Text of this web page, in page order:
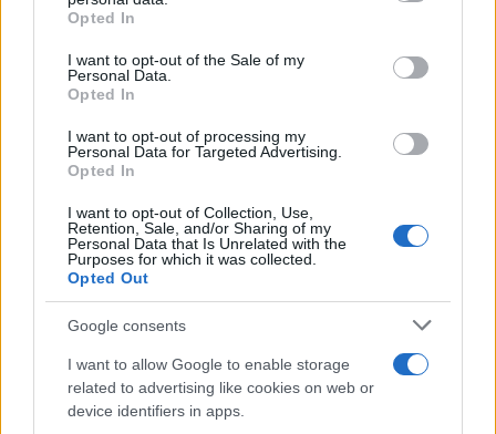
grant or deny consent to Google and its third-party tags to
use your data for below specified purposes in below Google
consent section.
Opted In
I want to opt-out of the Sale of my
Personal Data.
Opted In
I want to opt-out of processing my
Personal Data for Targeted Advertising.
Opted In
I want to opt-out of Collection, Use,
Retention, Sale, and/or Sharing of my
Personal Data that Is Unrelated with the
Purposes for which it was collected.
Opted Out
Google consents
I want to allow Google to enable storage
related to advertising like cookies on web or
device identifiers in apps.
o
k p
NOTIZIE RECENTI
Ristorante distrutto dalle fiamme a La
Maddalena, incendio a Monti d’à rena
Gallura
Michelle Hunziker in Gallura, bella anche dal
vivo: un amico vip svela come fa
Calangianus, dopo le polemiche il centro
accoglienza minori chiude